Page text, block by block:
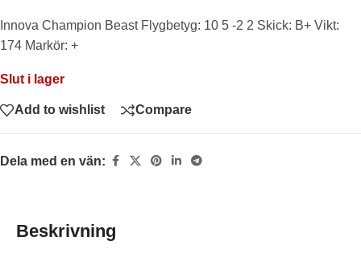
Innova Champion Beast Flygbetyg: 10 5 -2 2 Skick: B+ Vikt:
174 Markör: +
Slut i lager
Add to wishlist Compare
Dela med en vän:
Beskrivning